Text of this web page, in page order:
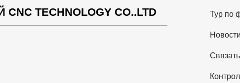
TECHNOLOGY CO..LTD
Тур по
Новости